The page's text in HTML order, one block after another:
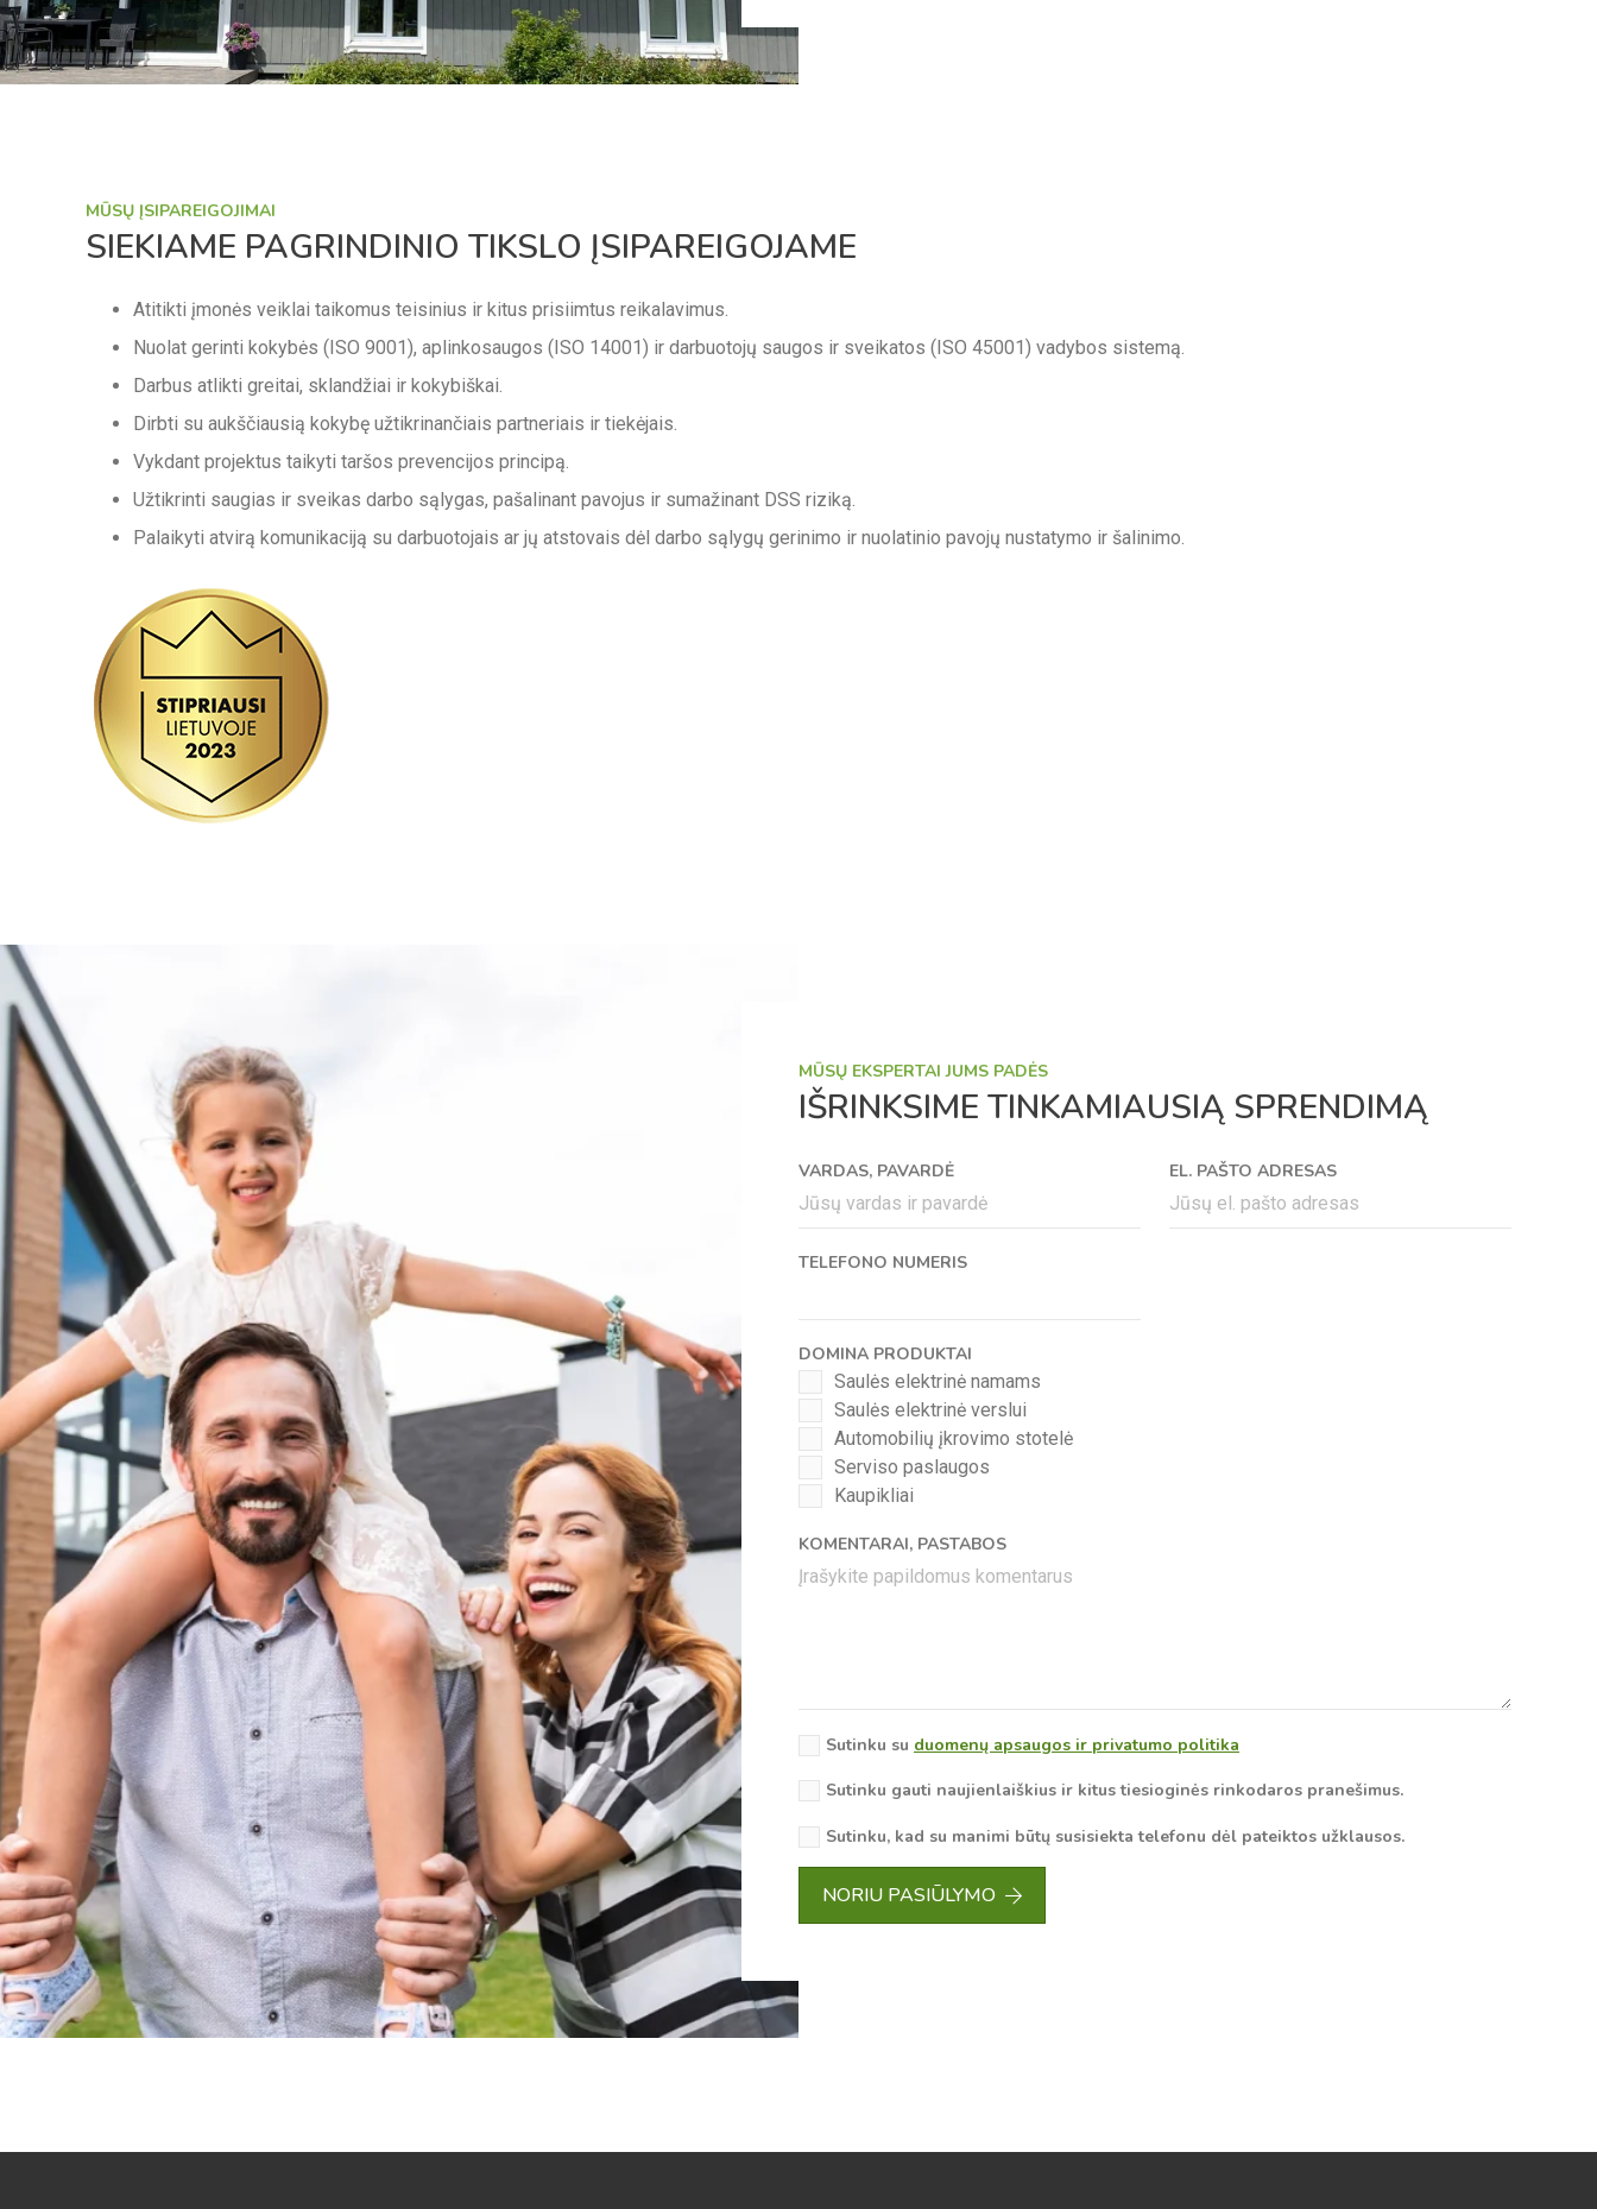
MŪSŲ ĮSIPAREIGOJIMAI
SIEKIAME PAGRINDINIO TIKSLO ĮSIPAREIGOJAME
Atitikti įmonės veiklai taikomus teisinius ir kitus prisiimtus reikalavimus.
Nuolat gerinti kokybės (ISO 9001), aplinkosaugos (ISO 14001) ir darbuotojų saugos ir sveikatos (ISO 45001) vadybos sistemą.
Darbus atlikti greitai, sklandžiai ir kokybiškai.
Dirbti su aukščiausią kokybę užtikrinančiais partneriais ir tiekėjais.
Vykdant projektus taikyti taršos prevencijos principą.
Užtikrinti saugias ir sveikas darbo sąlygas, pašalinant pavojus ir sumažinant DSS riziką.
Palaikyti atvirą komunikaciją su darbuotojais ar jų atstovais dėl darbo sąlygų gerinimo ir nuolatinio pavojų nustatymo ir šalinimo.
MŪSŲ EKSPERTAI JUMS PADĖS
IŠRINKSIME TINKAMIAUSIĄ SPRENDIMĄ
VARDAS, PAVARDĖ EL. PAŠTO ADRESAS
TELEFONO NUMERIS
DOMINA PRODUKTAI
Saulės elektrinė namams
Saulės elektrinė verslui
Automobilių įkrovimo stotelė
Serviso paslaugos
Kaupikliai
KOMENTARAI, PASTABOS
Sutinku su duomenų apsaugos ir privatumo politika
Sutinku gauti naujienlaiškius ir kitus tiesioginės rinkodaros pranešimus.
Sutinku, kad su manimi būtų susisiekta telefonu dėl pateiktos užklausos.
NORIU PASIŪLYMO